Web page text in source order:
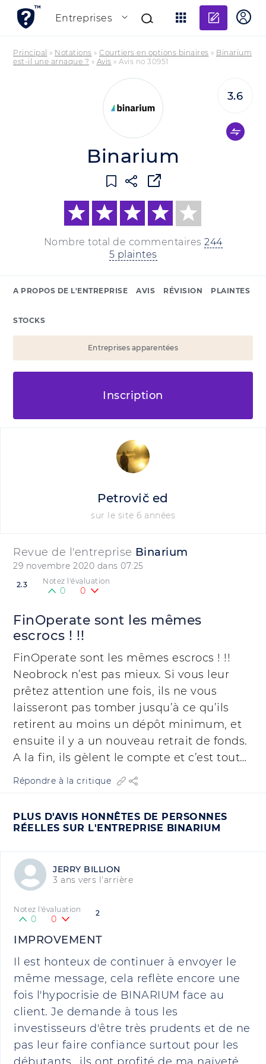
Entreprises
Principal » Notations » Courtiers en options binaires » Binarium
est-il une arnaque ? » Avis » Avis no 30951
Binarium
Nombre total de commentaires 244
5 plaintes
3.6
A PROPOS DE L'ENTREPRISE AVIS RÉVISION PLAINTES
STOCKS
Entreprises apparentées
Inscription
Revue de l'entreprise Binarium
29 novembre 2020 dans 07:25
2.3 Notez l'évaluation
0 0
FinOperate sont les mêmes
escrocs ! !!
FinOperate sont les mêmes escrocs ! !!
Neobrock n’est pas mieux. Si vous leur
prêtez attention une fois, ils ne vous
laisseront pas tomber jusqu’à ce qu’ils
retirent au moins un dépôt minimum, et
ensuite il y a un nouveau retrait de fonds.
A la fin, ils gèlent le compte et c’est tout…
Répondre à la critique
PLUS D'AVIS HONNÊTES DE PERSONNES
RÉELLES SUR L'ENTREPRISE BINARIUM
JERRY BILLION
3 ans vers l'arrière
2
Notez l'évaluation
0 0
IMPROVEMENT
Il est honteux de continuer à envoyer le
même message, cela reflète encore une
fois l'hypocrisie de BINARIUM face au
client. Je demande à tous les
investisseurs d'être très prudents et de ne
pas leur faire confiance surtout pour les
Petrovič ed
sur le site 6 années